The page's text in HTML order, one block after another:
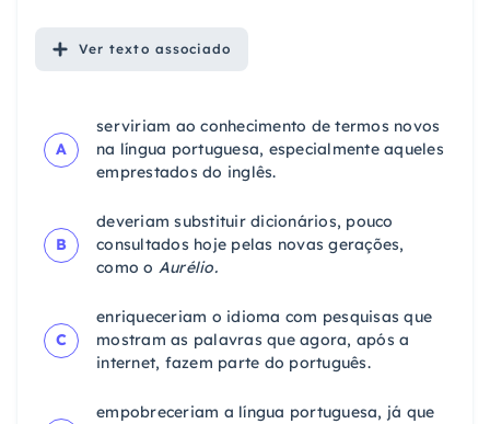
Ver texto associado
A
serviriam ao conhecimento de termos novos
na língua portuguesa, especialmente aqueles
emprestados do inglês.
B
deveriam substituir dicionários, pouco
consultados hoje pelas novas gerações,
como o Aurélio.
C
enriqueceriam o idioma com pesquisas que
mostram as palavras que agora, após a
internet, fazem parte do português.
empobreceriam a língua portuguesa, já que